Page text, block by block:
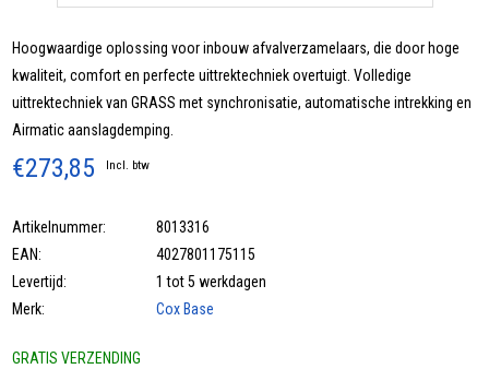
Hoogwaardige oplossing voor inbouw afvalverzamelaars, die door hoge
kwaliteit, comfort en perfecte uittrektechniek overtuigt. Volledige
uittrektechniek van GRASS met synchronisatie, automatische intrekking en
Airmatic aanslagdemping.
€273,85 Incl. btw
Artikelnummer:
8013316
EAN:
4027801175115
Levertijd:
1 tot 5 werkdagen
Merk:
Cox Base
GRATIS VERZENDING